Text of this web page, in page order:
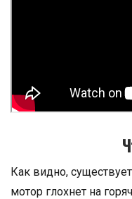
Как видно,
мотор глохнет на